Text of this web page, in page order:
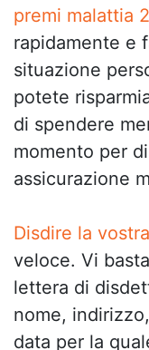
premi malattia
rapidamente e
situazione
potete
di spendere
momento per
assicurazione
Disdire la
veloce. Vi
lettera di
nome,
data per la